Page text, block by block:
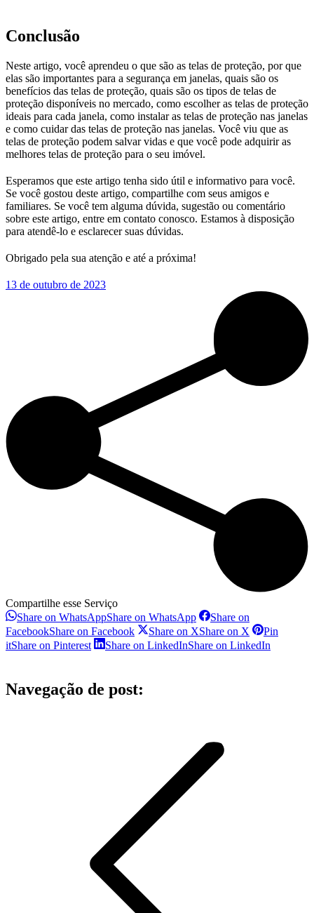
Conclusão
Neste artigo, você aprendeu o que são as telas de proteção, por que
elas são importantes para a segurança em janelas, quais são os
benefícios das telas de proteção, quais são os tipos de telas de
proteção disponíveis no mercado, como escolher as telas de proteção
ideais para cada janela, como instalar as telas de proteção nas janelas
e como cuidar das telas de proteção nas janelas. Você viu que as
telas de proteção podem salvar vidas e que você pode adquirir as
melhores telas de proteção para o seu imóvel.
Esperamos que este artigo tenha sido útil e informativo para você.
Se você gostou deste artigo, compartilhe com seus amigos e
familiares. Se você tem alguma dúvida, sugestão ou comentário
sobre este artigo, entre em contato conosco. Estamos à disposição
para atendê-lo e esclarecer suas dúvidas.
Obrigado pela sua atenção e até a próxima!
13 de outubro de 2023
Compartilhe esse Serviço
Share on WhatsAppShare on WhatsApp
Share on
FacebookShare on Facebook Share on XShare on X
Pin
itShare on Pinterest Share on LinkedInShare on LinkedIn
Navegação de post: